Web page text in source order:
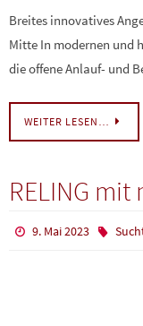
Breites innovatives
Mitte In modernen und
die offene Anlauf- und
WEITER LESEN…
RELING mit
9. Mai 2023